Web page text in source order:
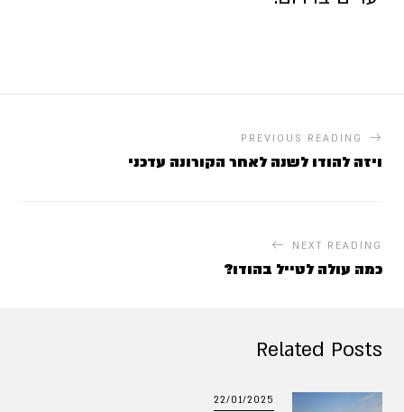
PREVIOUS READING
ויזה להודו לשנה לאחר הקורונה עדכני
NEXT READING
כמה עולה לטייל בהודו?
Related Posts
22/01/2025